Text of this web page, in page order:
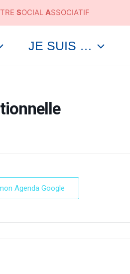
SOCIAL ASSOCIATIF
JE SUIS …
Agenda Google